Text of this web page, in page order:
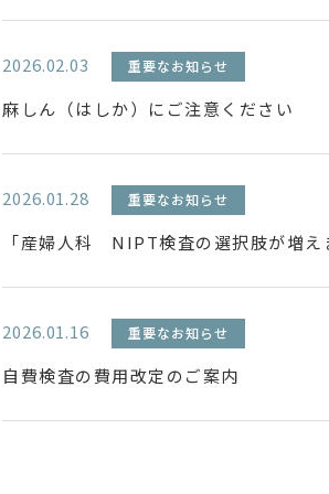
2026.02.03 重要なお知らせ
麻しん（はしか）にご注意ください
2026.01.28 重要なお知らせ
「産婦人科 NIPT検査の選択肢が増え
2026.01.16 重要なお知らせ
自費検査の費用改定のご案内